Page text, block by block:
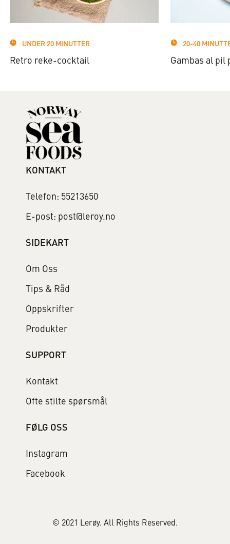
UNDER 20 MINUTTER
Retro reke-cocktail
20-40
Gambas al pil
KONTAKT
Telefon: 55213650
E-post: post@leroy.no
SIDEKART
Om Oss
Tips & Råd
Oppskrifter
Produkter
SUPPORT
Kontakt
Ofte stilte spørsmål
FØLG OSS
Instagram
Facebook
© 2021 Lerøy. All Rights Reserved.